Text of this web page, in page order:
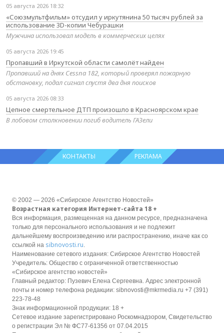
05 августа 2026 18:32
«Союзмультфильм» отсудил у иркутянина 50 тысяч рублей за
использование 3D-копии Чебурашки
Мужчина использовал модель в коммерческих целях
05 августа 2026 19:45
Пропавший в Иркутской области самолёт найден
Пропавший на днях Cessna 182, который проверял пожарную
обстановку, подал сигнал спустя два дня поисков
05 августа 2026 08:33
Цепное смертельное ДТП произошло в Красноярском крае
В лобовом столкновении погиб водитель ГАЗели
КОНТАКТЫ РЕКЛАМА
© 2002 — 2026 «Сибирское Агентство Новостей»
Возрастная категория Интернет-сайта 18 +
Вся информация, размещенная на данном ресурсе, предназначена
только для персонального использования и не подлежит
дальнейшему воспроизведению или распространению, иначе как со
ссылкой на sibnovosti.ru.
Наименование сетевого издания: Сибирское Агентство Новостей
Учредитель: Общество с ограниченной ответственностью
«Сибирское агентство новостей»
Главный редактор: Пузевич Елена Сергеевна. Адрес электронной
почты и номер телефона редакции: sibnovosti@mkrmedia.ru +7 (391)
223-78-48
Знак информационной продукции: 18 +
Сетевое издание зарегистрировано Роскомнадзором, Свидетельство
о регистрации Эл № ФС77-61356 от 07.04.2015